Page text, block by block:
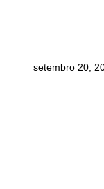
setembro 20,